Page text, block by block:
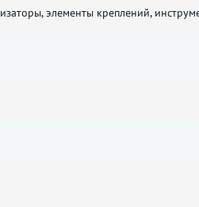
элементы креплений,